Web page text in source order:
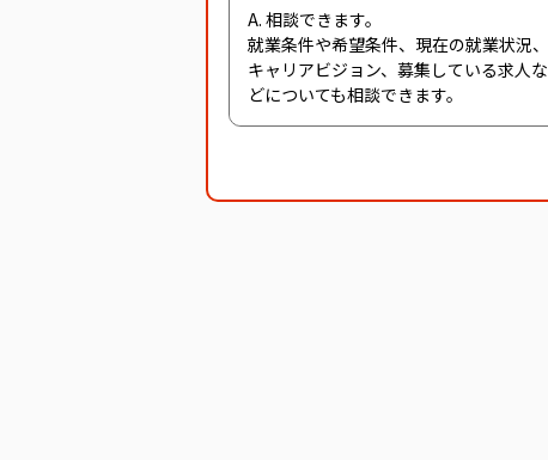
A. 相談できます。
就業条件や希望条件、現在の就業状況、
キャリアビジョン、募集している求人な
どについても相談できます。